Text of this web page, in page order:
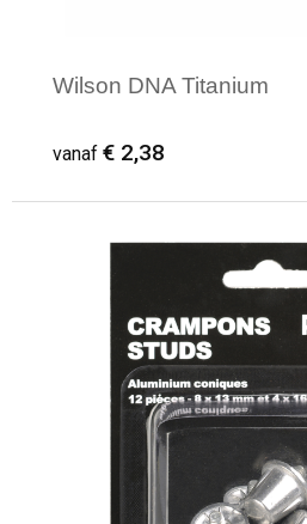
Wilson DNA Titanium
vanaf € 2,38
Minimale afname: 144